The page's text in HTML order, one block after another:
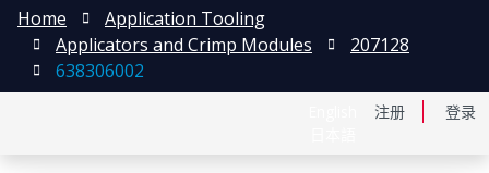
注册 登录
Home
Application Tooling
Applicators and Crimp Modules
207128
638306002